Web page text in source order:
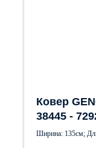
Ковер
38445 -
Ширина: 135см;